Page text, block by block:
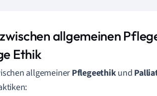
allgemeinen
Ethik
allgemeinerPflegeethikund